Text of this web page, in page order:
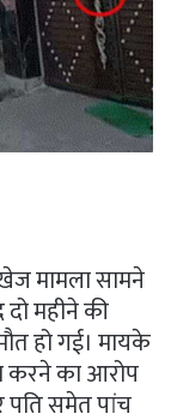
मामला सामने
महीने की
हो गई। मायके
करने का आरोप
समेत पांच